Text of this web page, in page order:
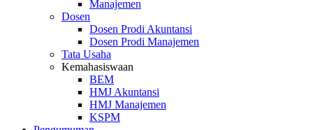
Manajemen
Dosen
Dosen Prodi Akuntansi
Dosen Prodi Manajemen
Tata Usaha
Kemahasiswaan
BEM
HMJ Akuntansi
HMJ Manajemen
KSPM